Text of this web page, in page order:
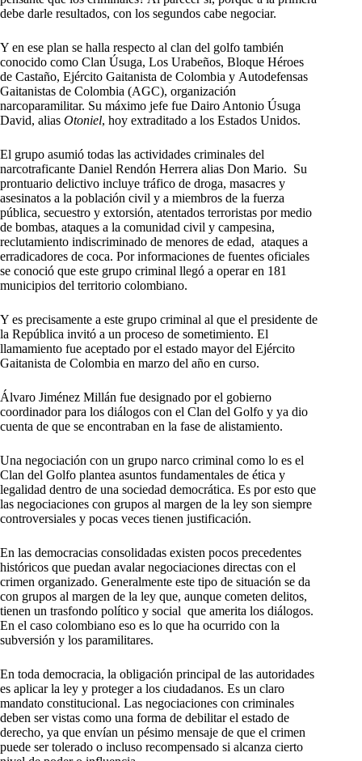
debe darle resultados, con los segundos cabe negociar.
Y en ese plan se halla respecto al clan del golfo también
conocido como Clan Úsuga, Los Urabeños, Bloque Héroes
de Castaño, Ejército Gaitanista de Colombia y Autodefensas
Gaitanistas de Colombia (AGC), organización
narcoparamilitar. Su máximo jefe fue Dairo Antonio Úsuga
David, alias Otoniel, hoy extraditado a los Estados Unidos.
El grupo asumió todas las actividades criminales del
narcotraficante Daniel Rendón Herrera alias Don Mario. Su
prontuario delictivo incluye tráfico de droga, masacres y
asesinatos a la población civil y a miembros de la fuerza
pública, secuestro y extorsión, atentados terroristas por medio
de bombas, ataques a la comunidad civil y campesina,
reclutamiento indiscriminado de menores de edad, ​ ataques a
erradicadores de coca. Por informaciones de fuentes oficiales
se conoció que este grupo criminal llegó a operar en 181
municipios del territorio colombiano.
Y es precisamente a este grupo criminal al que el presidente de
la República invitó a un proceso de sometimiento. El
llamamiento fue aceptado por el estado mayor del Ejército
Gaitanista de Colombia en marzo del año en curso.
Álvaro Jiménez Millán fue designado por el gobierno
coordinador para los diálogos con el Clan del Golfo y ya dio
cuenta de que se encontraban en la fase de alistamiento.
Una negociación con un grupo narco criminal como lo es el
Clan del Golfo plantea asuntos fundamentales de ética y
legalidad dentro de una sociedad democrática. Es por esto que
las negociaciones con grupos al margen de la ley son siempre
controversiales y pocas veces tienen justificación.
En las democracias consolidadas existen pocos precedentes
históricos que puedan avalar negociaciones directas con el
crimen organizado. Generalmente este tipo de situación se da
con grupos al margen de la ley que, aunque cometen delitos,
tienen un trasfondo político y social que amerita los diálogos.
En el caso colombiano eso es lo que ha ocurrido con la
subversión y los paramilitares.
En toda democracia, la obligación principal de las autoridades
es aplicar la ley y proteger a los ciudadanos. Es un claro
mandato constitucional. Las negociaciones con criminales
deben ser vistas como una forma de debilitar el estado de
derecho, ya que envían un pésimo mensaje de que el crimen
puede ser tolerado o incluso recompensado si alcanza cierto